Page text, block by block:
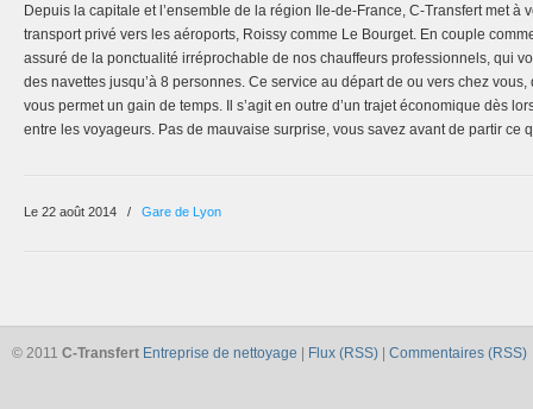
Depuis la capitale et l’ensemble de la région Ile-de-France, C-Transfert met à
transport privé vers les aéroports, Roissy comme Le Bourget. En couple
assuré de la ponctualité irréprochable de nos chauffeurs professionnels, qui
des navettes jusqu’à 8 personnes. Ce service au départ de ou vers chez
vous permet un gain de temps. Il s’agit en outre d’un trajet économique dès
entre les voyageurs. Pas de mauvaise surprise, vous savez avant de partir ce
Le 22 août 2014 / Gare de Lyon
© 2011 C-Transfert Entreprise de nettoyage Flux (RSS) Commentaires (RSS)